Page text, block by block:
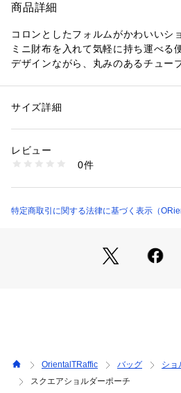
商品詳細
コロンとしたフォルムがかわいいシ
ミニ財布を入れて気軽に持ち運べる
デザインながら、丸みのあるチュー
性別：レディース
素材：合成皮革、SL→メタリック合皮
商品番号：
BA-228 （ショップ）
サイズ詳細
レビュー
0件
特定商取引に関する法律に基づく表示（
OrientalTRaffic バッグ
ショ
スクエアショルダーポーチ